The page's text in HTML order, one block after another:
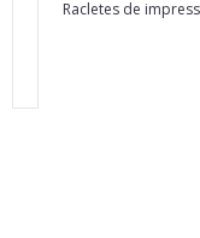
Racletes de